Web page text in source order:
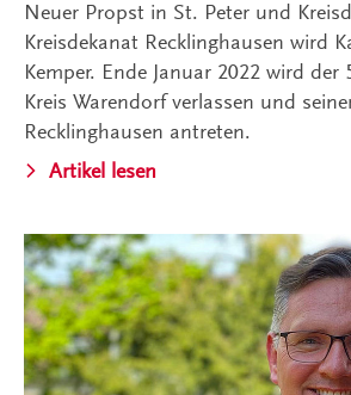
Neuer Propst in St. Peter und
Kreisdekanat Recklinghausen wird
Kemper. Ende Januar 2022 wird der
Kreis Warendorf verlassen und
Recklinghausen antreten.
Artikel lesen